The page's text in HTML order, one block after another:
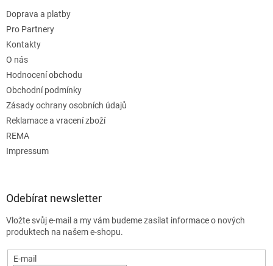
Doprava a platby
Pro Partnery
Kontakty
O nás
Hodnocení obchodu
Obchodní podmínky
Zásady ochrany osobních údajů
Reklamace a vracení zboží
REMA
Impressum
Odebírat newsletter
Vložte svůj e-mail a my vám budeme zasílat informace o nových
produktech na našem e-shopu.
E-mail